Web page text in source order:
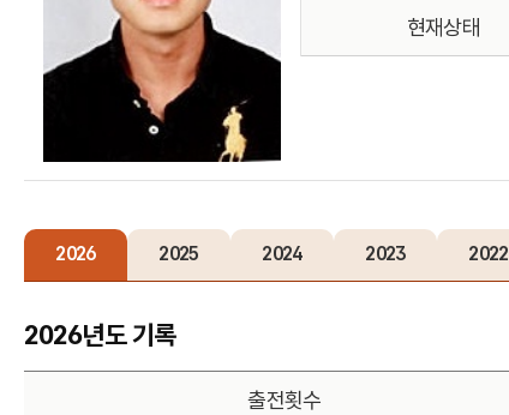
현재상태
2026 2025 2024 2023 2022
2026년도 기록
출전횟수